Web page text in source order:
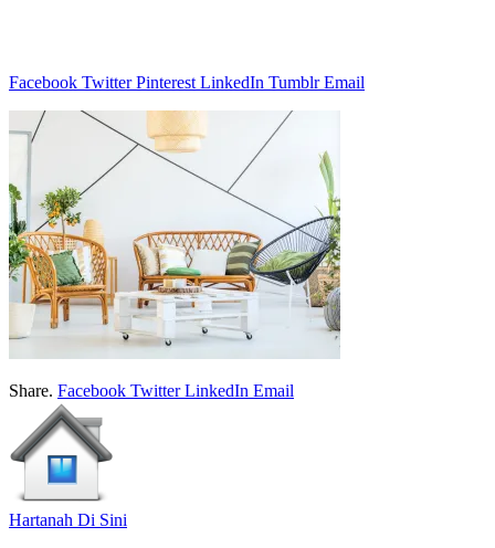
Facebook Twitter Pinterest LinkedIn Tumblr Email
Share. Facebook Twitter LinkedIn Email
Hartanah Di Sini